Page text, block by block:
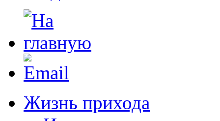
Жизнь прихода